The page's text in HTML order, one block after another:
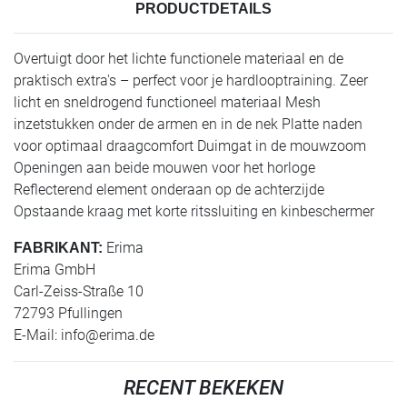
PRODUCTDETAILS
Overtuigt door het lichte functionele materiaal en de
praktisch extra's – perfect voor je hardlooptraining. Zeer
licht en sneldrogend functioneel materiaal Mesh
inzetstukken onder de armen en in de nek Platte naden
voor optimaal draagcomfort Duimgat in de mouwzoom
Openingen aan beide mouwen voor het horloge
Reflecterend element onderaan op de achterzijde
Opstaande kraag met korte ritssluiting en kinbeschermer
FABRIKANT: Erima
Erima GmbH
Carl-Zeiss-Straße 10
72793 Pfullingen
E-Mail: info@erima.de
RECENT BEKEKEN